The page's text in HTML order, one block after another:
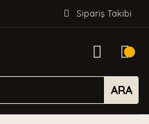
Sipariş Takibi
ARA